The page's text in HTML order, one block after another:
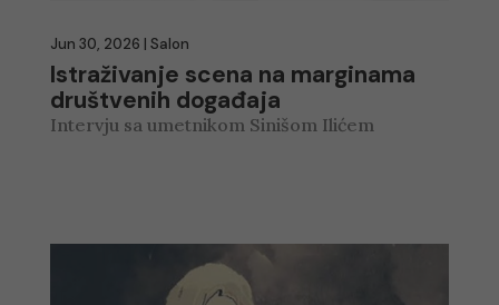
Istraživanje scena na marginama
društvenih događaja
Jun 30, 2026 | Salon
Intervju sa umetnikom Sinišom Ilićem